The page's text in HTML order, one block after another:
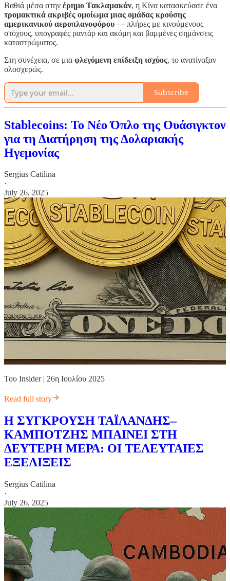
Βαθιά μέσα στην έρημο Τακλαμακάν, η Κίνα κατασκεύασε ένα
τρομακτικά ακριβές ομοίωμα μιας ομάδας κρούσης
αμερικανικού αεροπλανοφόρου — πλήρες με κινούμενους
στόχους, υπογραφές ραντάρ και ακόμη και βαμμένες σημάνσεις
καταστρώματος.
Στη συνέχεια, σε μια φλεγόμενη επίδειξη ισχύος, το ανατίναξαν
ολοσχερώς.
Subscribe
Stablecoins: Το Νέο Όπλο της Ουάσιγκτον
για τη Διατήρηση της Δολαριακής
Ηγεμονίας
Sergius Catilina
·
July 26, 2025
Του Insider | 26η Ιουλίου 2025
Read full story
Η ΣΥΓΚΡΟΥΣΗ ΤΑΪΛΑΝΔΗΣ–
ΚΑΜΠΟΤΖΗΣ ΜΠΑΙΝΕΙ ΣΤΗ
ΔΕΥΤΕΡΗ ΜΕΡΑ: ΟΙ ΤΕΛΕΥΤΑΙΕΣ
ΕΞΕΛΙΞΕΙΣ
Sergius Catilina
·
July 26, 2025